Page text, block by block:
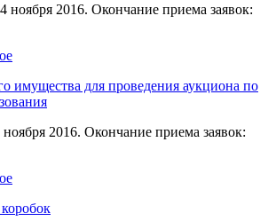
ноября 2016. Окончание приема заявок:
имущества для проведения аукциона по
2016. Окончание приема заявок: